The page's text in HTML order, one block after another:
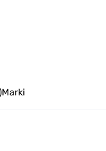
Marki